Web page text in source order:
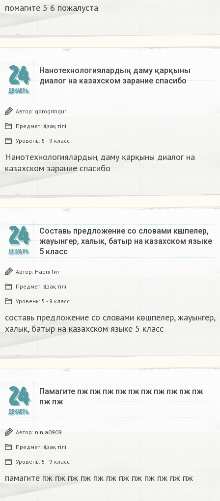
помагите 5 6 пожалуста​
24
ДЕКАБРЬ
Нанотехнологиялардың даму қарқыны
диалог на казахском зарание спасибо
Автор: gorogringur
Предмет: Қазақ тiлi
Уровень: 5 - 9 класс
Нанотехнологиялардың даму қарқыны диалог на
казахском зарание спасибо
24
ДЕКАБРЬ
Составь предложение со словами көшпелер,
жауынгер, халык, батыр на казахском языке
5 класс​
Автор: НастяТит
Предмет: Қазақ тiлi
Уровень: 5 - 9 класс
составь предложение со словами көшпелер, жауынгер,
халык, батыр на казахском языке 5 класс​
24
ДЕКАБРЬ
Памагите пж пж пж пж пж пж пж пж пж пж
пж пж​
Автор: ninja0909
Предмет: Қазақ тiлi
Уровень: 5 - 9 класс
памагите пж пж пж пж пж пж пж пж пж пж пж пж​